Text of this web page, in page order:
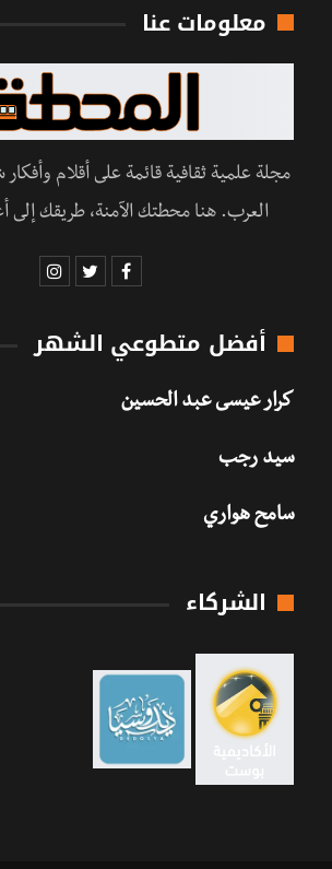
معلومات عنا
مجلة علمية ثقافية قائمة على أقلام
العرب. هنا محطتك الآمنة، طريقك إلى
أفضل متطوعي الشهر
كرار عيسى عبد الحسين
سيد رجب
سامح هواري
الشركاء